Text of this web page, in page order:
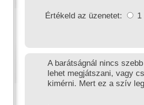
Értékeld az üzenetet: 1
A barátságnál nincs
lehet megjátszani, vagy
kimérni. Mert ez a szív